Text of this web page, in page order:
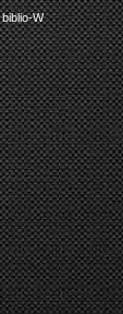
biblio-W